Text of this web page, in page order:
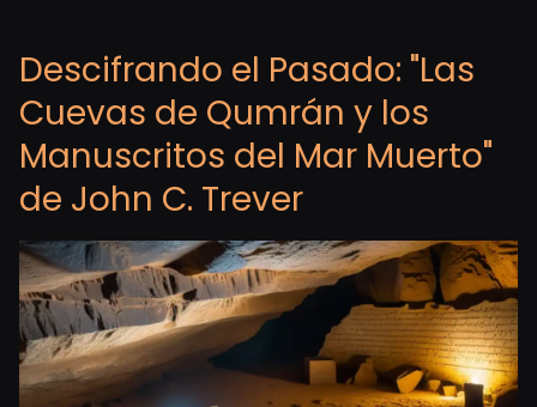
Descifrando el Pasado: "Las
Cuevas de Qumrán y los
Manuscritos del Mar Muerto"
de John C. Trever